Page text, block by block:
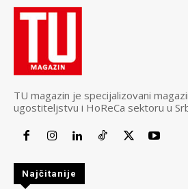
TU magazin je specijalizovani
ugostiteljstvu i HoReCa sektoru u
Najčitanije